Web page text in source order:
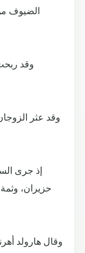
الضيوف
وقد
وقد عثر
إذ جرى
حزيران،
وقال هارولد